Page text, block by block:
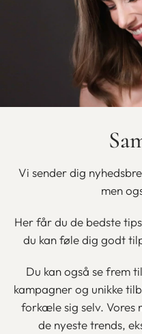
Vi sender dig
men
Her får du de bedste
du kan føle dig godt
Du kan også se frem
kampagner og unikke
forkæle sig selv. Vores
de nyeste trends,